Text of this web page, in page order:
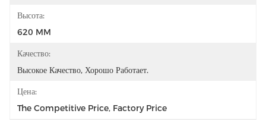
Высота:
620 MM
Качество:
Высокое Качество, Хорошо Работает.
Цена:
The Competitive Price, Factory Price